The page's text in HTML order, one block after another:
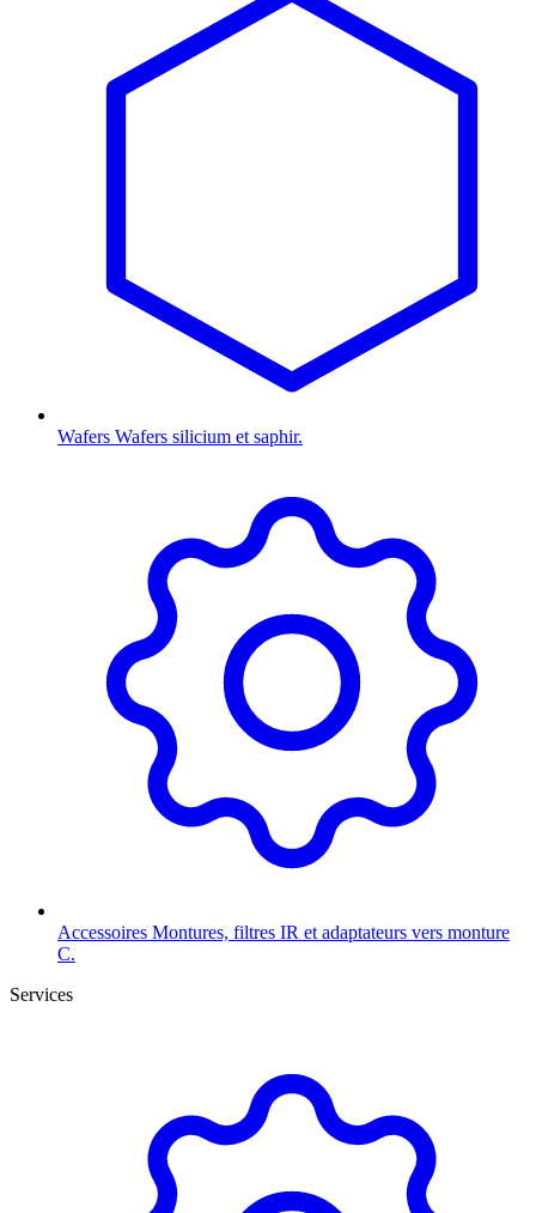
Wafers Wafers silicium et saphir.
Accessoires Montures, filtres IR et adaptateurs vers monture
C.
Services